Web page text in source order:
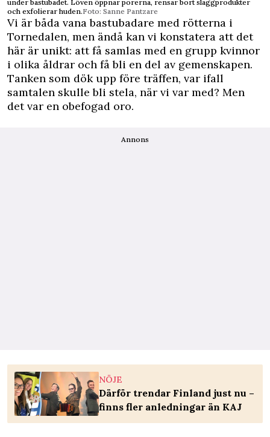
under bastubadet. Löven öppnar porerna, rensar bort slaggprodukter
och exfolierar huden.Foto: Sanne Pantzare
Vi är båda vana bastubadare med rötterna i
Tornedalen, men ändå kan vi konstatera att det
här är unikt: att få samlas med en grupp kvinnor
i olika åldrar och få bli en del av gemenskapen.
Tanken som dök upp före träffen, var ifall
samtalen skulle bli stela, när vi var med? Men
det var en obefogad oro.
Annons
NÖJE
Därför trendar Finland just nu –
finns fler anledningar än KAJ